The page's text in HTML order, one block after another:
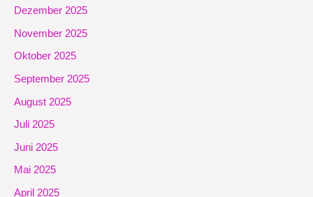
Dezember 2025
November 2025
Oktober 2025
September 2025
August 2025
Juli 2025
Juni 2025
Mai 2025
April 2025